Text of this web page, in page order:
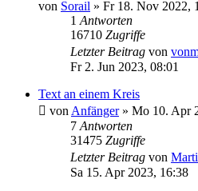
von Sorail » Fr 18. Nov 2022,
1 Antworten
16710 Zugriffe
Letzter Beitrag von
Fr 2. Jun 2023, 08:01
Text an einem Kreis
von Anfänger» Mo 10. Apr
7 Antworten
31475 Zugriffe
Letzter Beitrag von
Sa 15. Apr 2023, 16:38